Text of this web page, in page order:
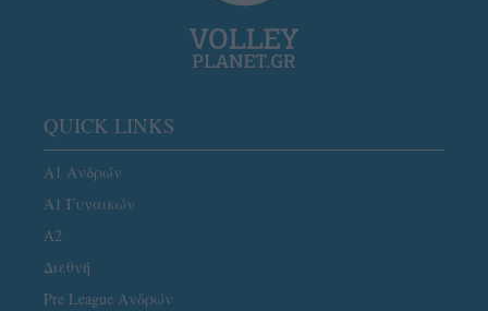
QUICK LINKS
Α1 Ανδρών
Α1 Γυναικών
A2
Διεθνή
Pre League Ανδρών